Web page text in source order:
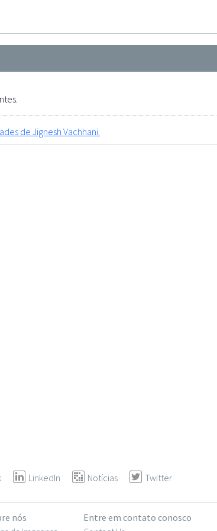
de Jignesh Vachhani.
LinkedIn Notícias Twitter
nós
Entre em contato conosco